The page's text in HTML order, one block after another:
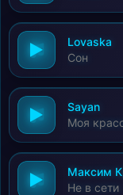
Lovaska
Сон
Sayan
Моя
Максим
Не в сети